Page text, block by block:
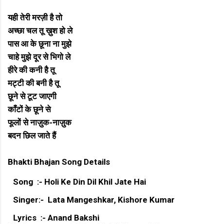
यही तेरी मरज़ी है तो
अच्छा चल तू ख़ुश हो ले
पास आ के छूना ना मुझे
चाहे मुझे दूर से भिगो ले
हीरे की कनी है तू
मट्टी की बनी है तू
छूने से टूट जाएगी
काँटों के छूने से
फूलों से नाज़ुक-नाज़ुक
बदन छिल जाते हैं
Bhakti Bhajan Song Details
Song :- Holi Ke Din Dil Khil Jate Hai
Singer:- Lata Mangeshkar, Kishore Kumar
Lyrics :- Anand Bakshi